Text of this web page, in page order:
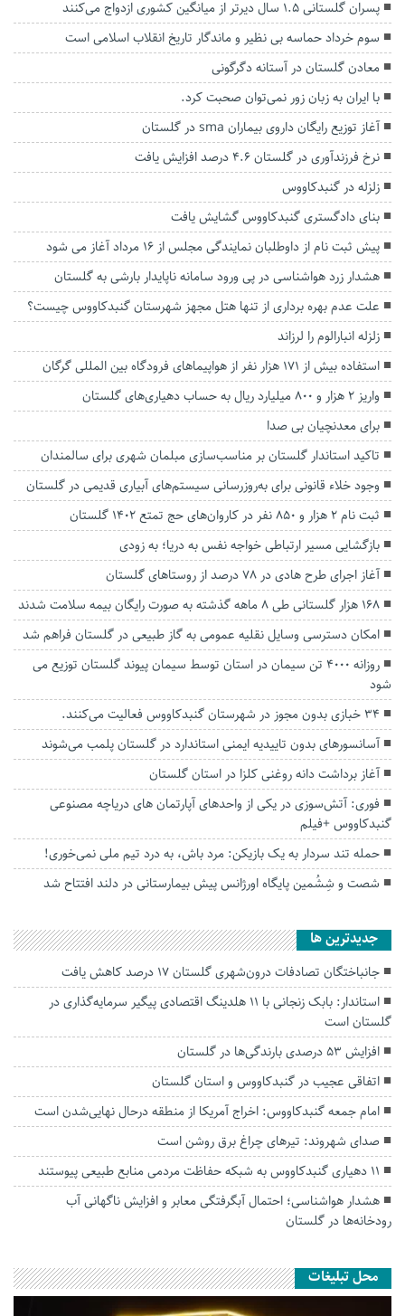
پسران گلستانی ۱.۵ سال دیرتر از میانگین کشوری ازدواج می‌کنند
سوم خرداد حماسه بی نظیر و ماندگار تاریخ انقلاب اسلامی است
معادن گلستان در آستانه دگرگونی
با ایران به زبان زور نمی‌توان صحبت کرد.
آغاز توزیع رایگان داروی بیماران sma در گلستان
نرخ فرزندآوری در گلستان ۴.۶ درصد افزایش یافت
زلزله در گنبدکاووس
بنای دادگستری گنبدکاووس گشایش یافت
پیش ثبت نام از داوطلبان نمایندگی مجلس از ۱۶ مرداد آغاز می شود
هشدار زرد هواشناسی در پی ورود سامانه ناپایدار بارشی به گلستان
علت عدم بهره برداری از تنها هتل مجهز شهرستان گنبدکاووس چیست؟
زلزله انبارالوم را لرزاند
استفاده بیش از ۱۷۱ هزار نفر از هواپیما‌های فرودگاه بین المللی گرگان
واریز ۲ هزار و ۸۰۰ میلیارد ریال به حساب دهیاری‌های گلستان
برای معدنچیان بی صدا
تاکید استاندار گلستان بر مناسب‌سازی مبلمان شهری برای سالمندان
وجود خلاء قانونی برای به‌روزرسانی سیستم‌های آبیاری قدیمی در گلستان
ثبت نام ۲ هزار و ۸۵۰ نفر در کاروان‌های حج تمتع ۱۴۰۲ گلستان
بازگشایی مسیر ارتباطی خواجه نفس به دریا؛ به زودی
آغاز اجرای طرح هادی در ۷۸ درصد از روستا‌های گلستان
۱۶۸ هزار گلستانی طی ۸ ماهه گذشته به صورت رایگان بیمه سلامت شدند
امکان دسترسی وسایل نقلیه عمومی به گاز طبیعی در گلستان فراهم شد
روزانه 4000 تن سیمان در استان توسط سیمان پیوند گلستان توزیع می
شود
۳۴ خبازی بدون مجوز در شهرستان گنبدکاووس فعالیت می‌کنند.
آسانسورهای بدون تاییدیه ایمنی استاندارد در گلستان پلمب می‌شوند
آغاز برداشت دانه روغنی کلزا در استان گلستان
فوری: آتش‌سوزی در یکی از واحدهای آپارتمان های دریاچه مصنوعی
گنبدکاووس +فیلم
حمله تند سردار به یک بازیکن: مرد باش، به درد تیم ملی نمی‌خوری!
شصت و شِشُمین پایگاه اورژانس پیش بیمارستانی در دلند افتتاح شد
جديدترين ها
جانباختگان تصادفات درون‌شهری گلستان ۱۷ درصد کاهش یافت
استاندار: بابک زنجانی با ۱۱ هلدینگ اقتصادی پیگیر سرمایه‌گذاری در
گلستان است
افزایش ۵۳ درصدی بارندگی‌ها در گلستان
اتفاقی عجیب در‌ گنبدکاووس و استان گلستان
امام جمعه گنبدکاووس: اخراج آمریکا از منطقه درحال نهایی‌شدن است
صدای شهروند: تیرهای چراغ برق روشن است
۱۱ دهیاری گنبدکاووس به شبکه حفاظت مردمی منابع طبیعی پیوستند
هشدار هواشناسی؛ احتمال آبگرفتگی معابر و افزایش ناگهانی آب
رودخانه‌ها در گلستان
محل تبلیغات